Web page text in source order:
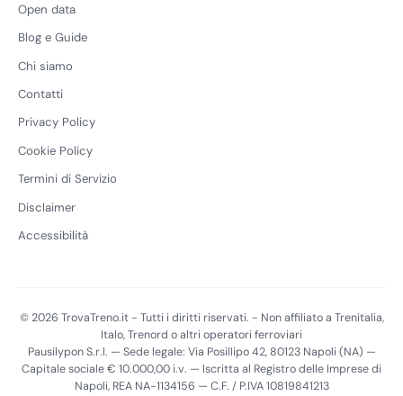
Open data
Blog e Guide
Chi siamo
Contatti
Privacy Policy
Cookie Policy
Termini di Servizio
Disclaimer
Accessibilità
© 2026 TrovaTreno.it - Tutti i diritti riservati. - Non affiliato a Trenitalia,
Italo, Trenord o altri operatori ferroviari
Pausilypon S.r.l. — Sede legale: Via Posillipo 42, 80123 Napoli (NA) —
Capitale sociale € 10.000,00 i.v. — Iscritta al Registro delle Imprese di
Napoli, REA NA-1134156 — C.F. / P.IVA 10819841213